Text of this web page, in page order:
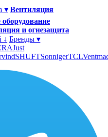
▾ Вентиляция
и огнезащита
↓ Бренды ▾
Just
SHUFTSonnigerTCL